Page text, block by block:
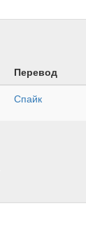
Перевод
Спайк